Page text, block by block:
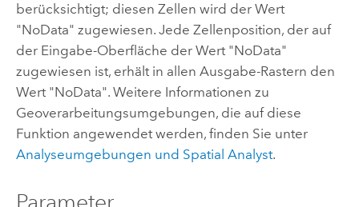
berücksichtigt; diesen Zellen wird der Wert
"NoData" zugewiesen. Jede Zellenposition, der auf
der Eingabe-Oberfläche der Wert "NoData"
zugewiesen ist, erhält in allen Ausgabe-Rastern den
Wert "NoData". Weitere Informationen zu
Geoverarbeitungsumgebungen, die auf diese
Funktion angewendet werden, finden Sie unter
Analyseumgebungen und Spatial Analyst.
Parameter